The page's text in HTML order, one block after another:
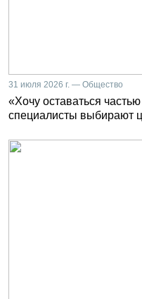
31 июля 2026 г. — Общество
«Хочу оставаться
специалисты выбирают